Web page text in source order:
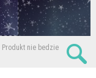
Produkt nie bedzie